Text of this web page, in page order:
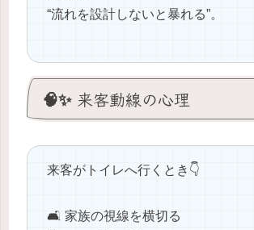
“流れを設計しないと暴れる”。
🧠✨ 来客動線の心理
来客がトイレへ行くとき👇
🛋 家族の視線を横切る